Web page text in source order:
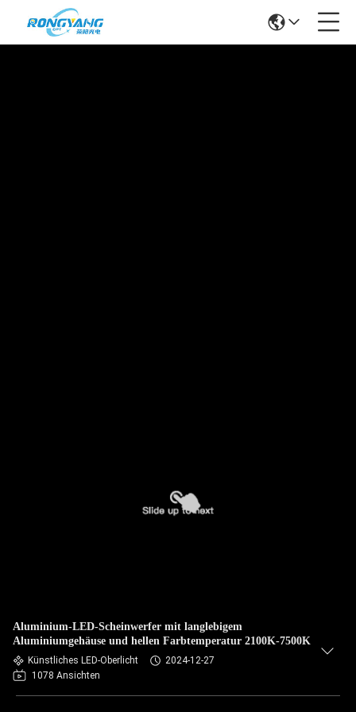
Aluminium-LED-Scheinwerfer mit langlebigem
Aluminiumgehäuse und hellen Farbtemperatur 2100K-7500K
Künstliches LED-Oberlicht
2024-12-27
1078 Ansichten